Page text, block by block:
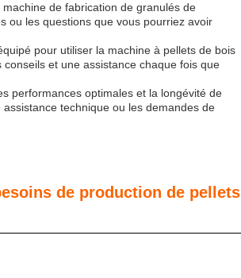
de fabrication de granulés de
ou les questions que vous pourriez avoir
pour utiliser la machine à pellets de bois
et une assistance chaque fois que
performances optimales et la longévité de
technique ou les demandes de
de production de pellets